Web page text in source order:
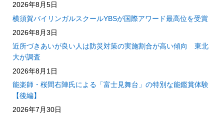
2026年8月5日
横須賀バイリンガルスクールYBSが国際アワード最高位を受賞
2026年8月3日
近所づきあいが良い人は防災対策の実施割合が高い傾向 東北
大が調査
2026年8月1日
能楽師・桜間右陣氏による「富士見舞台」の特別な能鑑賞体験
【後編】
2026年7月30日